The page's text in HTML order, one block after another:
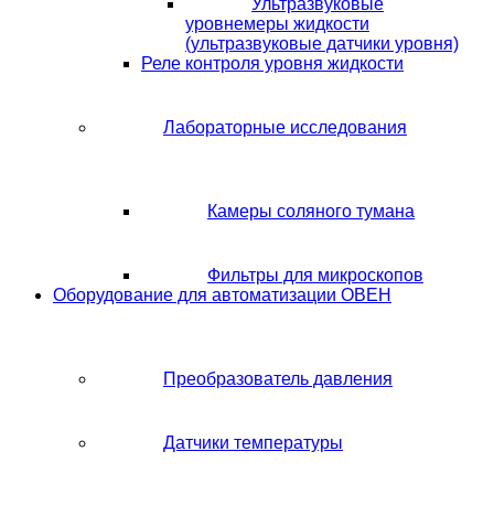
Ультразвуковые
уровнемеры жидкости
(ультразвуковые датчики уровня)
Реле контроля уровня жидкости
Лабораторные исследования
Камеры соляного тумана
Фильтры для микроскопов
Оборудование для автоматизации ОВЕН
Преобразователь давления
Датчики температуры